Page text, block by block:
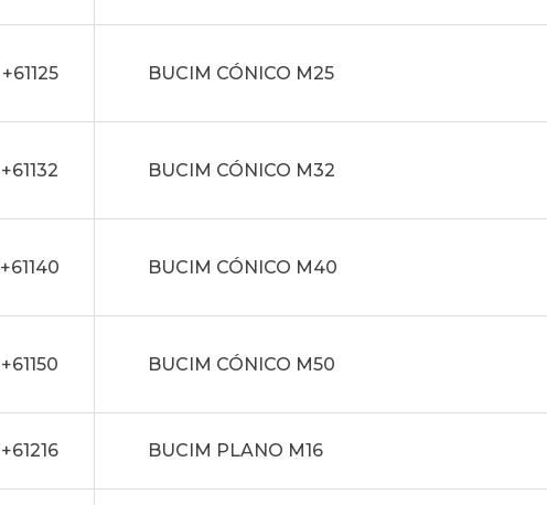
+61125 BUCIM CÓNICO M25
+61132 BUCIM CÓNICO M32
+61140 BUCIM CÓNICO M40
+61150 BUCIM CÓNICO M50
+61216 BUCIM PLANO M16